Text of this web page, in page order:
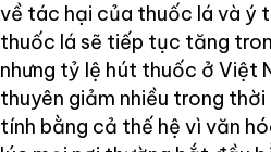
về tác hại của thuốc lá và ý
thuốc lá sẽ tiếp tục tăng
nhưng tỷ lệ hút thuốc ở Việt
thuyên giảm nhiều trong thời
tính bằng cả thế hệ vì văn